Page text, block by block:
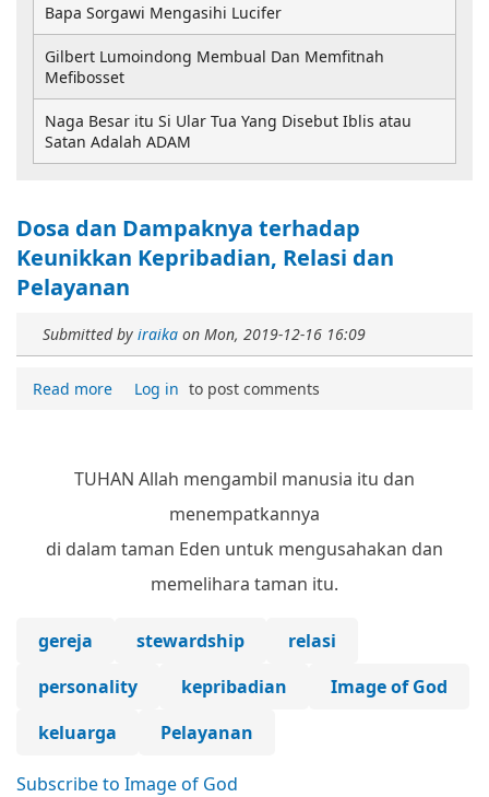
Dosa dan Dampaknya terhadap
Keunikkan Kepribadian, Relasi dan
Pelayanan
Submitted by iraika on Mon, 2019-12-16 16:09
Read more Log in to post comments
TUHAN Allah mengambil manusia itu dan
menempatkannya
di dalam taman Eden untuk mengusahakan dan
memelihara taman itu.
gereja stewardship
relasi
personality
kepribadian
Image of God
keluarga
Pelayanan
Subscribe to Image of God
Bapa Sorgawi Mengasihi Lucifer
Gilbert Lumoindong Membual Dan Memfitnah
Mefibosset
Naga Besar itu Si Ular Tua Yang Disebut Iblis atau
Satan Adalah ADAM